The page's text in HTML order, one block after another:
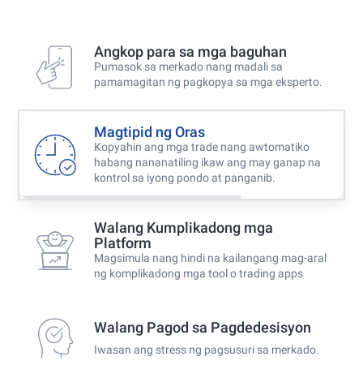
Best Copy Trading Platform
Global Brands Magazine Awards 2023
Angkop para sa mga baguhan
Pumasok sa merkado nang madali sa
pamamagitan ng pagkopya sa mga eksperto.
Magtipid ng Oras
Kopyahin ang mga trade nang awtomatiko
habang nananatiling ikaw ang may ganap na
kontrol sa iyong pondo at panganib.
Walang Kumplikadong mga
Platform
Magsimula nang hindi na kailangang mag-aral
ng komplikadong mga tool o trading apps
Walang Pagod sa Pagdedesisyon
Iwasan ang stress ng pagsusuri sa merkado.